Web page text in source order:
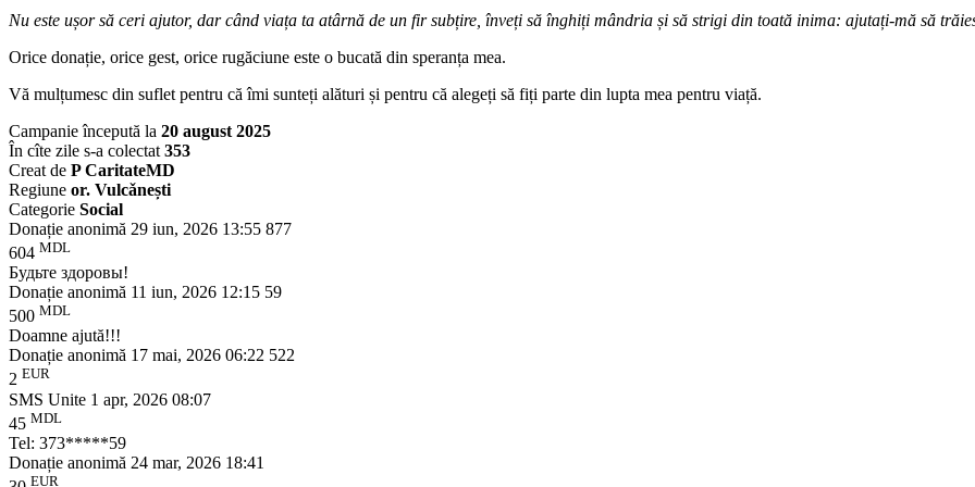
Nu este ușor să ceri ajutor, dar când viața ta atârnă de un fir subțire, înveți să înghiți mândria și să strigi din toată inima: ajutați-mă să
Orice donație, orice gest, orice rugăciune este o bucată din speranța mea.
Vă mulțumesc din suflet pentru că îmi sunteți alături și pentru că alegeți să fiți parte din lupta mea pentru viață.
Campanie începută la 20 august 2025
În cîte zile s-a colectat 353
Creat de P CaritateMD
Regiune or. Vulcǎnești
Categorie Social
Donație anonimă 29 iun, 2026 13:55 877
604 MDL
Будьте здоровы!
Donație anonimă 11 iun, 2026 12:15 59
500 MDL
Doamne ajută!!!
Donație anonimă 17 mai, 2026 06:22 522
2 EUR
SMS Unite 1 apr, 2026 08:07
45 MDL
Tel: 373*****59
Donație anonimă 24 mar, 2026 18:41
EUR